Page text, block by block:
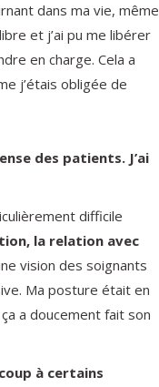
dans ma vie, même
et j’ai pu me libérer
en charge. Cela a
j’étais obligée de
des patients. J’ai
difficile
la relation avec
vision des soignants
Ma posture était en
a doucement fait son
à certains